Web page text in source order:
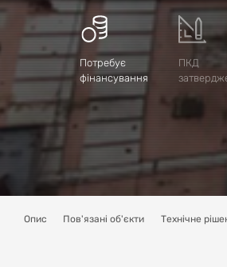
Потребує
фінансування
ПКД
Опис Пов'язані об'єкти Технічне